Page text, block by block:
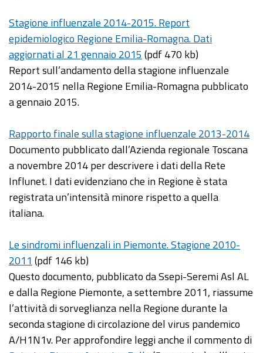
Stagione influenzale 2014-2015. Report
epidemiologico Regione Emilia-Romagna. Dati
aggiornati al 21 gennaio 2015 (pdf 470 kb)
Report sull’andamento della stagione influenzale
2014-2015 nella Regione Emilia-Romagna pubblicato
a gennaio 2015.
Rapporto finale sulla stagione influenzale 2013-2014
Documento pubblicato dall’Azienda regionale Toscana
a novembre 2014 per descrivere i dati della Rete
Influnet. I dati evidenziano che in Regione è stata
registrata un’intensità minore rispetto a quella
italiana.
Le sindromi influenzali in Piemonte. Stagione 2010-
2011 (pdf 146 kb)
Questo documento, pubblicato da Ssepi-Seremi Asl AL
e dalla Regione Piemonte, a settembre 2011, riassume
l’attività di sorveglianza nella Regione durante la
seconda stagione di circolazione del virus pandemico
A/H1N1v. Per approfondire leggi anche il commento di